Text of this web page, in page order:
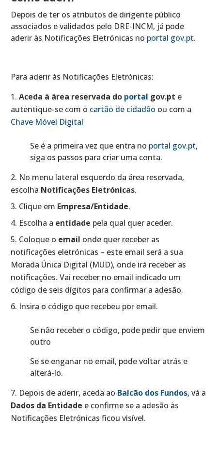
Depois de ter os atributos de dirigente público
associados e validados pelo DRE-INCM, já pode
aderir às Notificações Eletrónicas no portal gov.pt.
Para aderir às Notificações Eletrónicas:
Aceda à área reservada do portal gov.pt e
autentique-se com o cartão de cidadão ou com a
Chave Móvel Digital
Se é a primeira vez que entra no portal gov.pt,
siga os passos para criar uma conta.
No menu lateral esquerdo da área reservada,
escolha Notificações Eletrónicas.
Clique em Empresa/Entidade.
Escolha a entidade pela qual quer aceder.
Coloque o email onde quer receber as
notificações eletrónicas – este email será a sua
Morada Única Digital (MUD), onde irá receber as
notificações. Vai receber no email indicado um
código de seis dígitos para confirmar a adesão.
Insira o código que recebeu por email.
Se não receber o código, pode pedir que enviem
outro
Se se enganar no email, pode voltar atrás e
alterá-lo.
Depois de aderir, aceda ao Balcão dos Fundos, vá a
Dados da Entidade e confirme se a adesão às
Notificações Eletrónicas ficou visível.